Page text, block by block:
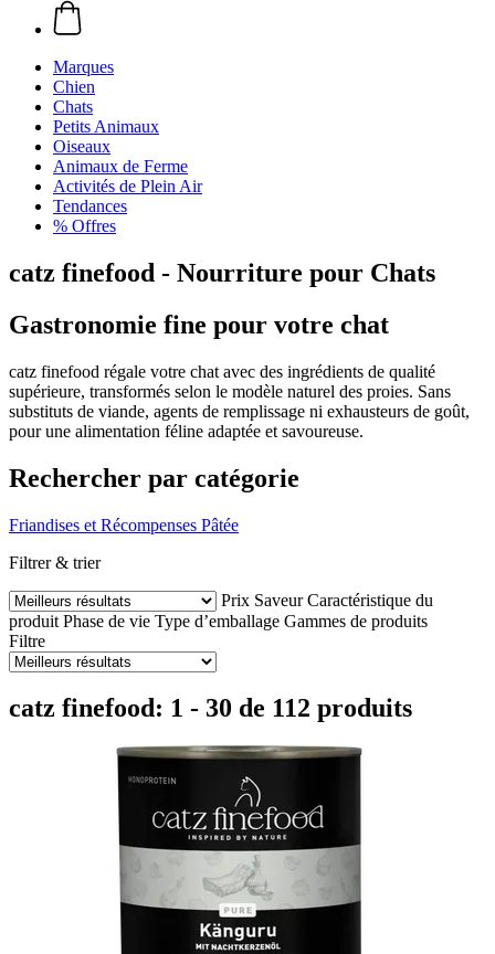
Marques
Chien
Chats
Petits Animaux
Oiseaux
Animaux de Ferme
Activités de Plein Air
Tendances
% Offres
catz finefood - Nourriture pour Chats
Gastronomie fine pour votre chat
catz finefood régale votre chat avec des ingrédients de qualité
supérieure, transformés selon le modèle naturel des proies. Sans
substituts de viande, agents de remplissage ni exhausteurs de goût,
pour une alimentation féline adaptée et savoureuse.
Rechercher par catégorie
Friandises et Récompenses Pâtée
Filtrer & trier
Prix SaveurCaractéristique du
produit Phase de vie Type d’emballage Gammes de produits
Filtre
catz finefood: 1 - 30 de 112 produits